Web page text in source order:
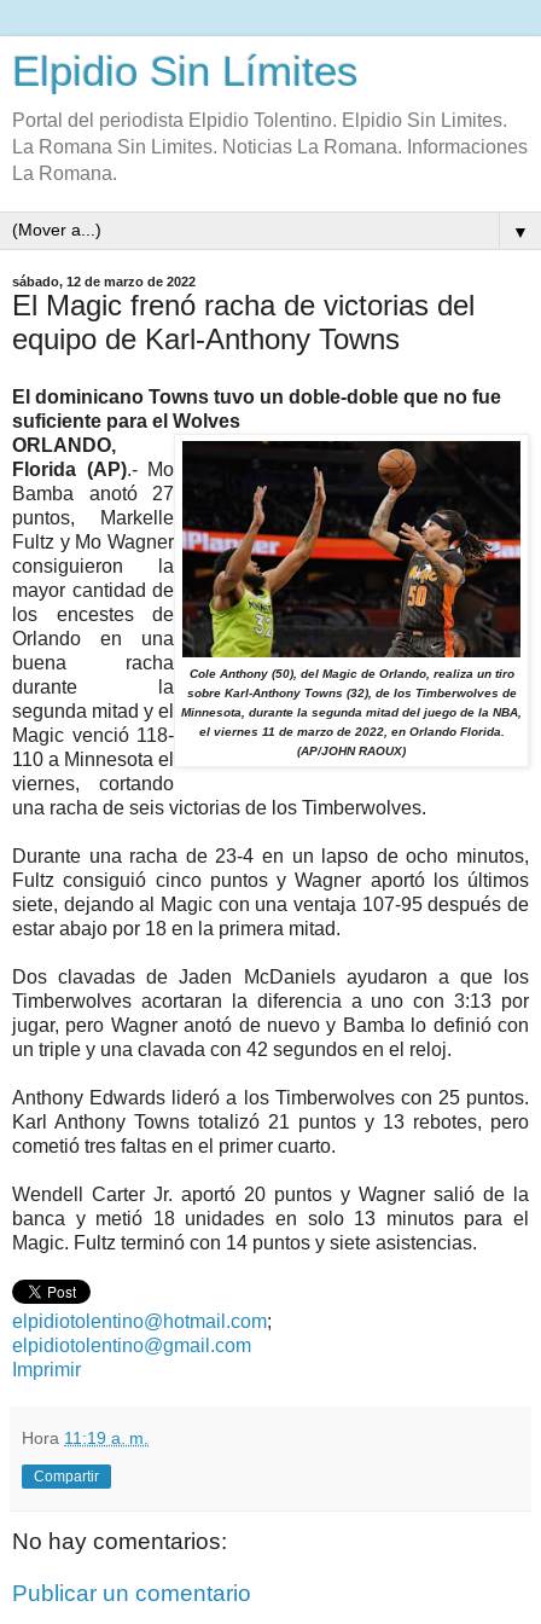
Elpidio Sin Límites
Portal del periodista Elpidio Tolentino. Elpidio Sin Limites.
La Romana Sin Limites. Noticias La Romana. Informaciones
La Romana.
▼
sábado, 12 de marzo de 2022
El Magic frenó racha de victorias del
equipo de Karl-Anthony Towns
El dominicano Towns tuvo un doble-doble que no fue
suficiente para el Wolves
Cole Anthony (50), del Magic de Orlando, realiza un tiro
sobre Karl-Anthony Towns (32), de los Timberwolves de
Minnesota, durante la segunda mitad del juego de la NBA,
el viernes 11 de marzo de 2022, en Orlando Florida.
(AP/JOHN RAOUX)
ORLANDO,
Florida (AP).- Mo
Bamba anotó 27
puntos, Markelle
Fultz y Mo Wagner
consiguieron la
mayor cantidad de
los encestes de
Orlando en una
buena racha
durante la
segunda mitad y el
Magic venció 118-
110 a Minnesota el
viernes, cortando
una racha de seis victorias de los Timberwolves.
Durante una racha de 23-4 en un lapso de ocho minutos,
Fultz consiguió cinco puntos y Wagner aportó los últimos
siete, dejando al Magic con una ventaja 107-95 después de
estar abajo por 18 en la primera mitad.
Dos clavadas de Jaden McDaniels ayudaron a que los
Timberwolves acortaran la diferencia a uno con 3:13 por
jugar, pero Wagner anotó de nuevo y Bamba lo definió con
un triple y una clavada con 42 segundos en el reloj.
Anthony Edwards lideró a los Timberwolves con 25 puntos.
Karl Anthony Towns totalizó 21 puntos y 13 rebotes, pero
cometió tres faltas en el primer cuarto.
Wendell Carter Jr. aportó 20 puntos y Wagner salió de la
banca y metió 18 unidades en solo 13 minutos para el
Magic. Fultz terminó con 14 puntos y siete asistencias.
elpidiotolentino@hotmail.com;
elpidiotolentino@gmail.com
Imprimir
Hora 11:19 a. m.
Compartir
No hay comentarios:
Publicar un comentario